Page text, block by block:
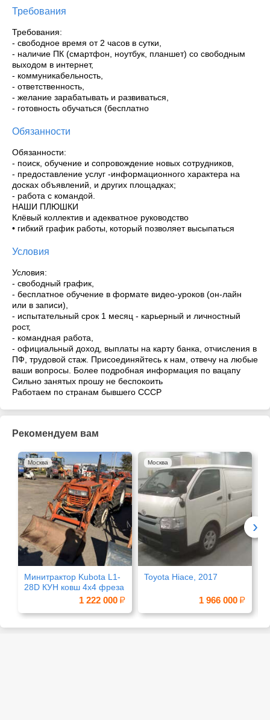
Требования
Требования:
- свободное время от 2 часов в сутки,
- наличие ПК (смартфон, ноутбук, планшет) со свободным
выходом в интернет,
- коммуникабельность,
- ответственность,
- желание зарабатывать и развиваться,
- готовность обучаться (бесплатно
Обязанности
Обязанности:
- поиск, обучение и сопровождение новых сотрудников,
- предоставление услуг -информационного характера на
досках объявлений, и других площадках;
- работа с командой.
НАШИ ПЛЮШКИ
Клёвый коллектив и адекватное руководcтво
• гибкий график работы‚ который позволяет выcыпаться
Условия
Условия:
- свободный график,
- бесплатное обучение в формате видео-уроков (он-лайн
или в записи),
- испытательный срок 1 месяц - карьерный и личностный
рост,
- командная работа,
- официальный доход, выплаты на карту банка, отчисления в
ПФ, трудовой стаж. Присоединяйтесь к нам, отвечу на любые
ваши вопросы. Более подробная информация по вацапу
Сильно занятых прошу не беспокоить
Работаем по странам бывшего СССР
Рекомендуем вам
Минитрактор Kubota L1-
28D КУН ковш 4х4 фреза
1 222 000
Москва
Toyota Hiace, 2017
1 966 000
Москва
›